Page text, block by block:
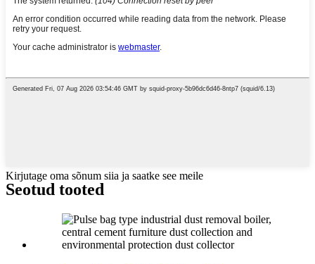
Kirjutage oma sõnum siia ja saatke see meile
Seotud tooted